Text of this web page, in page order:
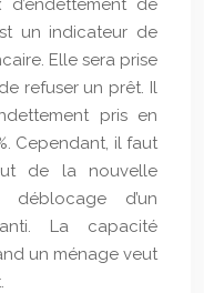
de
un indicateur de
Elle sera prise
refuser un prêt. Il
pris en
Cependant, il faut
de la nouvelle
d’un
La capacité
un ménage veut